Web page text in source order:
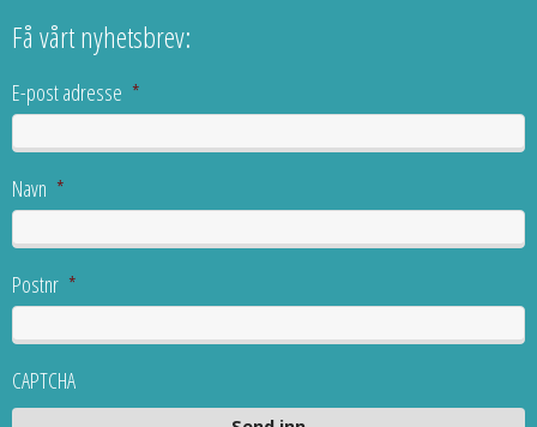
Få vårt nyhetsbrev:
E-post adresse *
Navn *
Postnr *
CAPTCHA